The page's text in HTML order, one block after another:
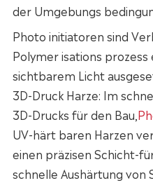
der Umgebungs
Photo initiatoren sind
Polymer isations
sichtbarem Licht
3D-Druck Harze: Im
3D-Drucks für den Bau,
UV-härt baren Harzen
einen präzisen Schicht-
schnelle Aushärtung